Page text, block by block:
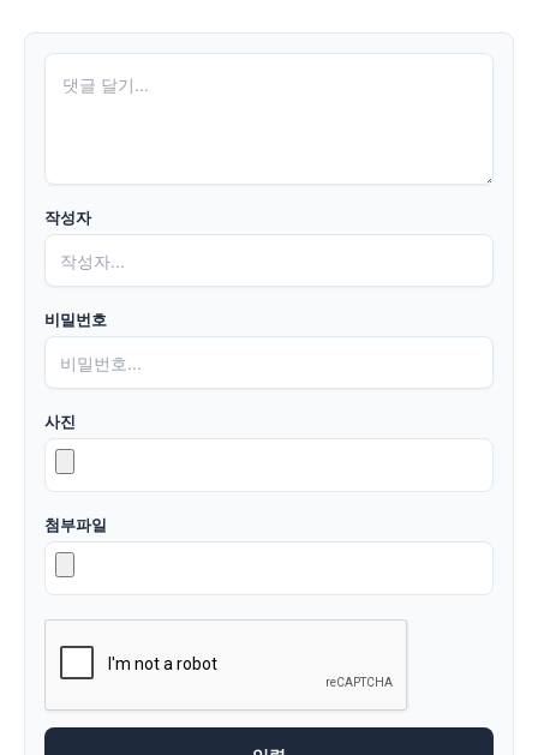
작성자
비밀번호
사진
첨부파일